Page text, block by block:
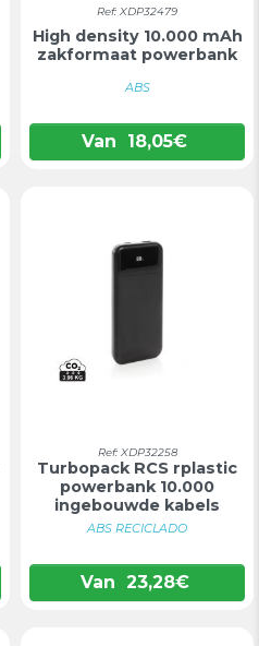
Ref: XDP32479
High density 10.000 mAh
zakformaat powerbank
ABS
Van 18,05€
Ref: XDP32258
Turbopack RCS rplastic
powerbank 10.000
ingebouwde kabels
ABS RECICLADO
Van 23,28€